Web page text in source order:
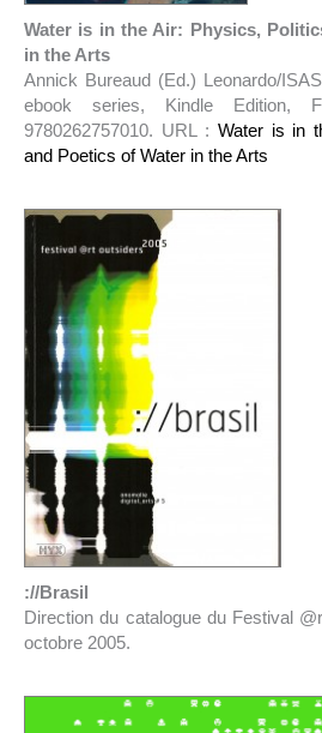
Water is in the Air: Physics,
in the Arts
Annick Bureaud (Ed.) Leonardo/
ebook series, Kindle Edition,
9780262757010. URL : Water is in
and Poetics of Water in the Arts
://Brasil
Direction du catalogue du Festival
octobre 2005.